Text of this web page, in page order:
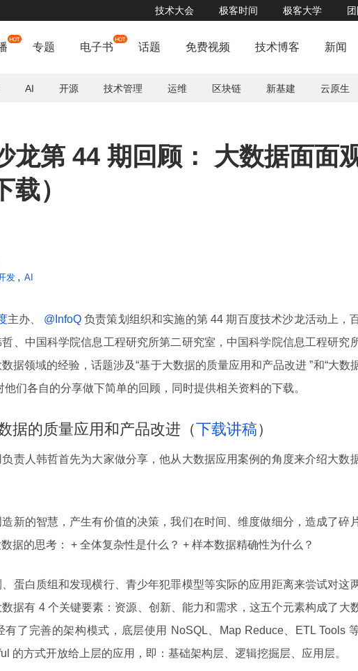
技术大会 极客时间 极客大学
专题 电子书 话题 免费视频 技术博客 新闻
AI 开源 技术管理 运维 区块链 新基建 云原生
龙第 44 期回顾： 大数据面面
载）
发 AI
主办、 @InfoQ 负责策划组织和实施的第 44 期百度技术沙龙活动上，
、中国科学院信息工程研究所第二研究室，中国科学院信息工程研究
据领域的经验，话题涉及“基于大数据的质量应用和产品改进 ”和“大数
他们各自的分享做下简单的回顾，同时提供相关资料的下载。
据的质量应用和产品改进（下载讲稿）
责人韩哲首先为大家做分享，他从大数据应用案例的角度来介绍大数
新的智慧，产生有价值的决策，我们在时间、维度做细分，造成了碎
据的思考： + 全体复杂性是什么？ + 样本数据精确性为什么？
蛋白质组和发现横行、青少年犯罪模型等实际的应用距离来尝试对这
据有 4 个关键要素：资源、创新、能力和需求，这五个元素构成了大
有了完善的架构模式，底层使用 NoSQL、Map Reduce、ETL Tools
的方式开放给上层的应用，即：基础架构层、逻辑挖掘层、应用层。